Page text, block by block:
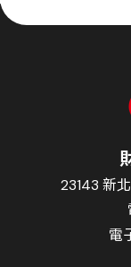
23143 新
電